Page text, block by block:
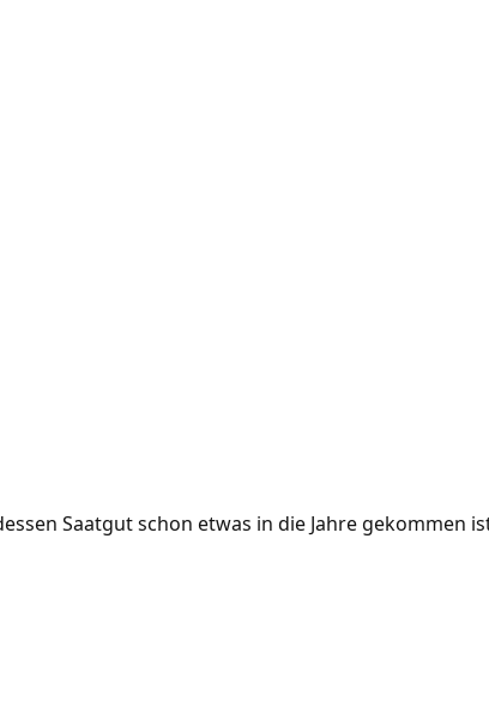
Saatgut schon etwas in die Jahre gekommen